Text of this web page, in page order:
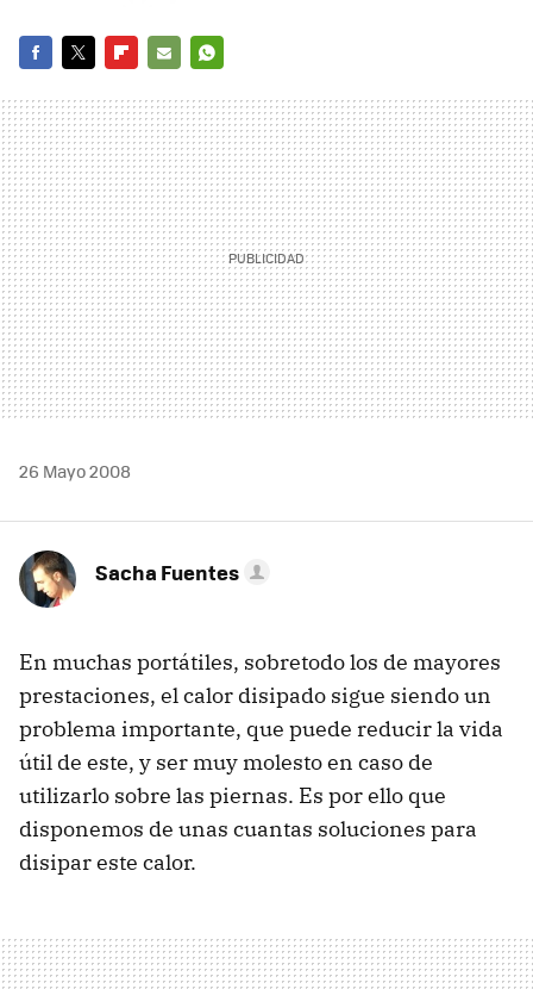
MAIL
26 Mayo 2008
Sacha Fuentes
En muchas portátiles, sobretodo los de mayores
prestaciones, el calor disipado sigue siendo un
problema importante, que puede reducir la vida
útil de este, y ser muy molesto en caso de
utilizarlo sobre las piernas. Es por ello que
disponemos de unas cuantas soluciones para
disipar este calor.